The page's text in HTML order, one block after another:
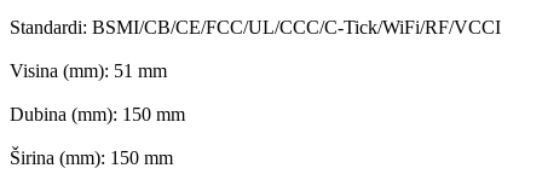
Standardi: BSMI/CB/CE/FCC/UL/CCC/C-Tick/WiFi/RF/VCCI
Visina (mm): 51 mm
Dubina (mm): 150 mm
Širina (mm): 150 mm